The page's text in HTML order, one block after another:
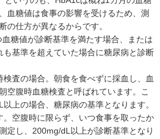
血糖値は食事の影響を受けるため、測
の仕方が異なるからです。
糖値が診断基準を満たす場合、または
基準を超えていた場合に糖尿病と診断
検査の場合。朝食を食べずに採血し、血
空腹時血糖検査と呼ばれています。こ
上の場合、糖尿病の基準となります。
空腹時に限らず、いつ食事を取ったか
定し、200mg/dL以上が診断基準となり